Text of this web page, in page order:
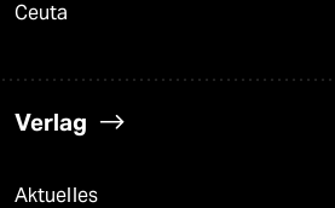
Ceuta
Verlag
Aktuelles